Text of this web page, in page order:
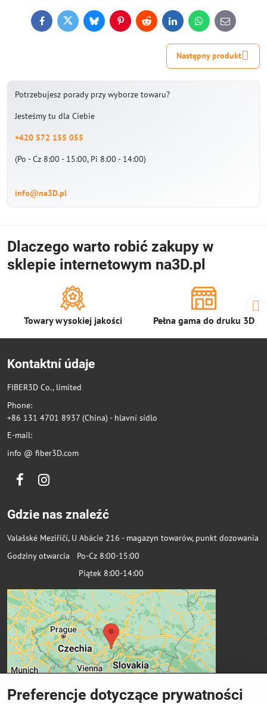
FacebookTwitterBlueskyPinterestReddit LinkedInWhatsApp
E-
mail
Następny produkt
Potrzebujesz porady przy wyborze towaru?
Jesteśmy tu dla Ciebie
+420 572 155 055
(Po - Cz 8:00 - 15:00, Pi 8:00 - 14:00)
info@na3D.pl
Dlaczego warto robić zakupy w
sklepie internetowym na3D.pl
Towary wysokiej jakości Pełna gama do druku 3D
Kontaktní údaje
FIBER3D Co., limited
Phone:
+86 131 4701 8937 (China) - hlavní sídlo
E-mail:
info @ fiber3D.com
FacebookInstagram
Gdzie nas znaleźć
Valašské Meziříčí, U Abácie 216 - magazyn towarów, punkt dozowania
Godziny otwarcia Po-Cz 8:00-15:00
Piątek 8:00-14:00
Preferencje dotyczące prywatności